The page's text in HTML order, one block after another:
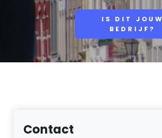
IS DIT JOUW
BEDRIJF?
Contact